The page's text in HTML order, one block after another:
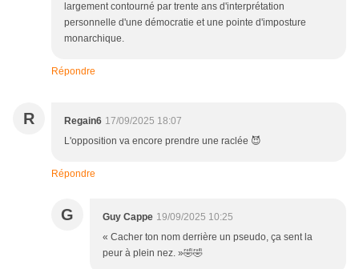
largement contourné par trente ans d'interprétation
personnelle d'une démocratie et une pointe d'imposture
monarchique.
Répondre
R Regain6 17/09/2025 18:07
L'opposition va encore prendre une raclée 😈
Répondre
G Guy Cappe 19/09/2025 10:25
« Cacher ton nom derrière un pseudo, ça sent la
peur à plein nez. »🤣🤣